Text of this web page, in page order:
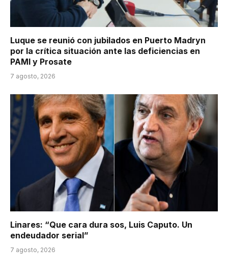
Luque se reunió con jubilados en Puerto Madryn
por la crítica situación ante las deficiencias en
PAMI y Prosate
7 agosto, 2026
Linares: “Que cara dura sos, Luis Caputo. Un
endeudador serial”
7 agosto, 2026